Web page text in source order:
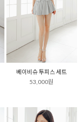
베이비슈 투피스 세트
53,000원